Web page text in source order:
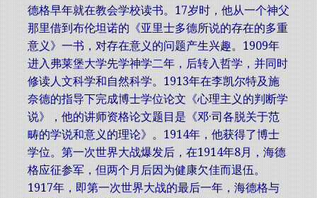
德格早年就在教会学校读书。17岁时，他从一个神父
那里借到布伦坦诺的《亚里士多德所说的存在的多重
意义》一书，对存在意义的问题产生兴趣。1909年
进入弗莱堡大学先学神学二年，后转入哲学，并同时
修读人文科学和自然科学。1913年在李凯尔特及施
奈德的指导下完成博士学位论文《心理主义的判断学
说》，他的讲师资格论文题目是《邓·司各脱关于范
畴的学说和意义的理论》。1914年，他获得了博士
学位。第一次世界大战爆发后，在1914年8月，海德
格应征参军，但两个月后因为健康欠佳而退伍。
1917年，即第一次世界大战的最后一年，海德格与